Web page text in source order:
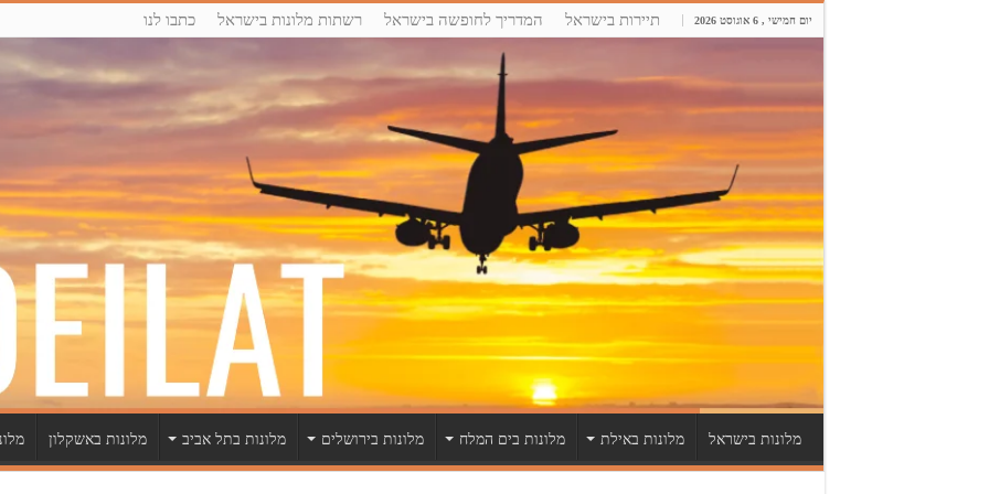
יום חמישי , 6 אוגוסט 2026 תיירות בישראל המדריך לחופשה בישראל רשתות מלונות בישראל כתבו לנו
מלונות בישראל מלונות באילת מלונות בים המלח מלונות בירושלים מלונות בתל אביב מלונות באשקלון